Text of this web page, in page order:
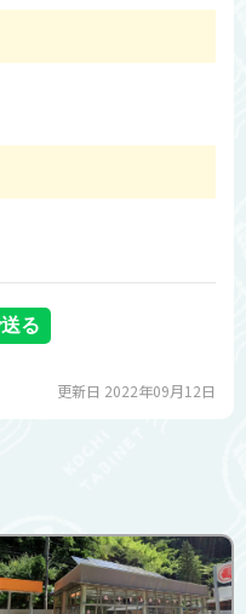
更新日 2022年09月12日